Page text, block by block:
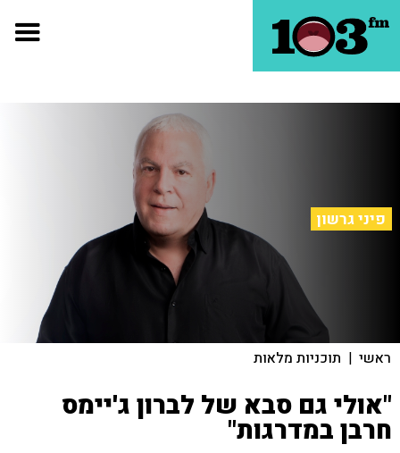
פיני גרשון
ראשי | תוכניות מלאות
"אולי גם סבא של לברון ג'יימס
חרבן במדרגות"